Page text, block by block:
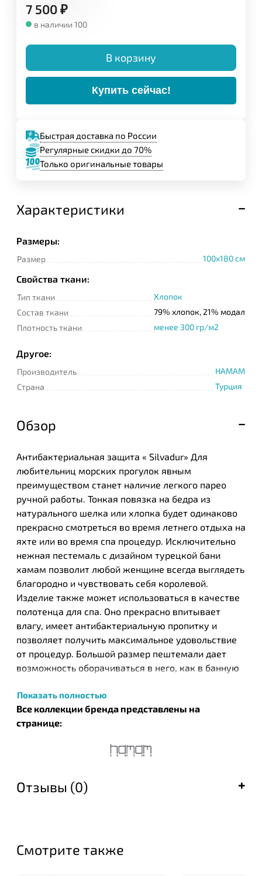
7 500₽
в наличии 100
В корзину
Купить сейчас!
Быстрая доставка по России
Регулярные скидки до 70%
Только оригинальные товары
Характеристики
Размеры:
Размер 100x180 см
Свойства ткани:
Тип ткани
Хлопок
Состав ткани
79% хлопок, 21% модал
Плотность ткани
менее 300 гр/м2
Другое:
Производитель
HAMAM
Страна
Турция
Обзор
Антибактериальная защита « Silvadur» Для
любительниц морских прогулок явным
преимуществом станет наличие легкого парео
ручной работы. Тонкая повязка на бедра из
натурального шелка или хлопка будет одинаково
прекрасно смотреться во время летнего отдыха на
яхте или во время спа процедур. Исключительно
нежная пестемаль с дизайном турецкой бани
хамам позволит любой женщине всегда выглядеть
благородно и чувствовать себя королевой.
Изделие также может использоваться в качестве
полотенца для спа. Оно прекрасно впитывает
влагу, имеет антибактериальную пропитку и
позволяет получить максимальное удовольствие
от процедур. Большой размер пештемали дает
возможность оборачиваться в него, как в банную
нашем магазине. Эксклюзивные изделия ручной
работы не смогут оставить равнодушными
женщин, которые действительно ценят
из хлопчатника. Чем длиннее волокно, тем лучше
и дороже ткань. Хлопок обладает превосходными
Дороже и лучше является только шелк. Из хлопка
Показать полностью
Все коллекции бренда представлены на
странице:
Отзывы (0)
Смотрите также